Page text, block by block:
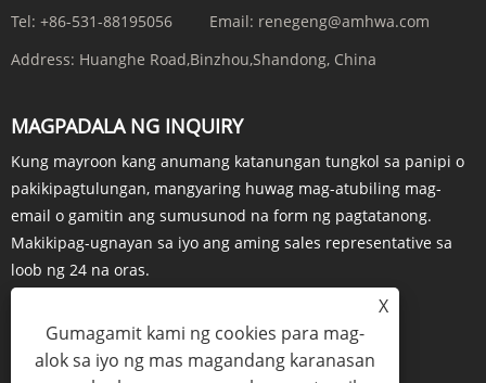
Tel: +86-531-88195056 Email: renegeng@amhwa.com
Address: Huanghe Road,Binzhou,Shandong, China
MAGPADALA NG INQUIRY
Kung mayroon kang anumang katanungan tungkol sa panipi o
pakikipagtulungan, mangyaring huwag mag-atubiling mag-
email o gamitin ang sumusunod na form ng pagtatanong.
Makikipag-ugnayan sa iyo ang aming sales representative sa
loob ng 24 na oras.
INQUIRY NGAYON
X
Gumagamit kami ng cookies para mag-
alok sa iyo ng mas magandang karanasan